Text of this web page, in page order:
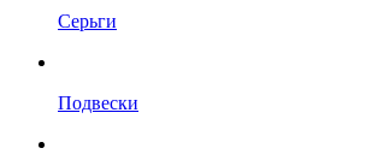
Серьги
Подвески